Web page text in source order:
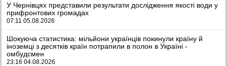
У Чернівцях представили результати дослідження якості води у
прифронтових громадах
07:11 05.08.2026
Шокуюча статистика: мільйони українців покинули країну й
іноземці з десятків країн потрапили в полон в Україні -
омбудсмен
23:16 04.08.2026